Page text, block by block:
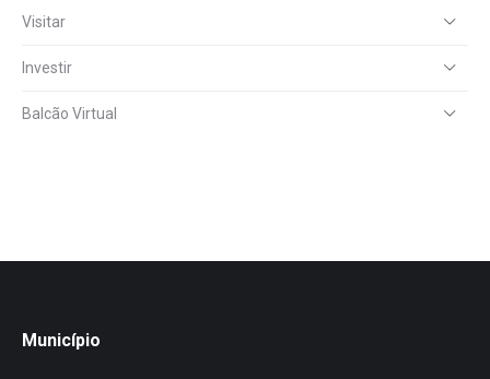
Visitar
Investir
Balcão Virtual
Município